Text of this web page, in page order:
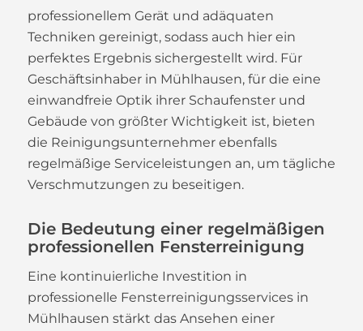
professionellem Gerät und adäquaten
Techniken gereinigt, sodass auch hier ein
perfektes Ergebnis sichergestellt wird. Für
Geschäftsinhaber in Mühlhausen, für die eine
einwandfreie Optik ihrer Schaufenster und
Gebäude von größter Wichtigkeit ist, bieten
die Reinigungsunternehmer ebenfalls
regelmäßige Serviceleistungen an, um tägliche
Verschmutzungen zu beseitigen.
Die Bedeutung einer regelmäßigen
professionellen Fensterreinigung
Eine kontinuierliche Investition in
professionelle Fensterreinigungsservices in
Mühlhausen stärkt das Ansehen einer